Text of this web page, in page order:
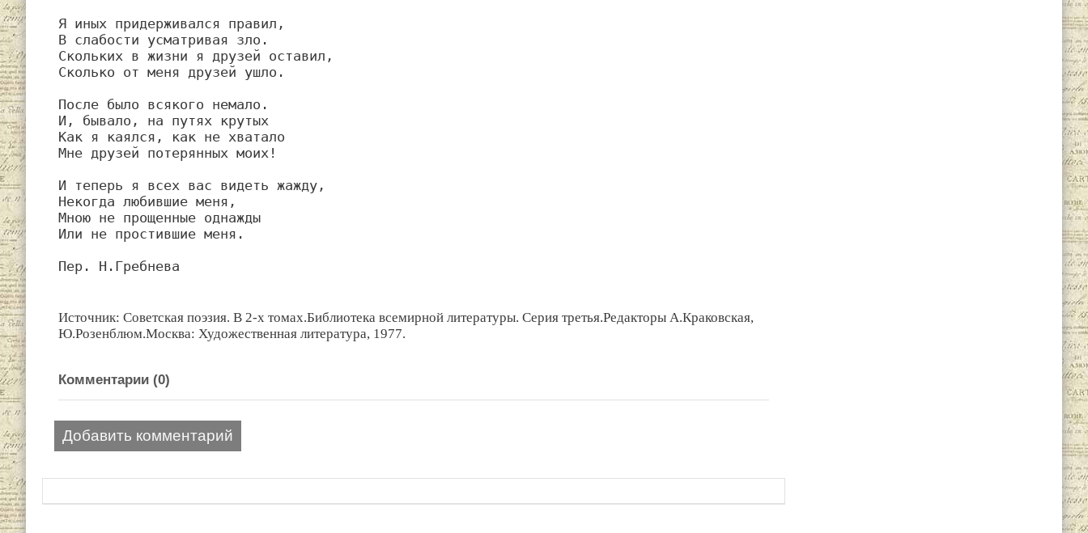
Я иных придерживался правил,
В слабости усматривая зло.
Скольких в жизни я друзей оставил,
Сколько от меня друзей ушло.
После было всякого немало.
И, бывало, на путях крутых
Как я каялся, как не хватало
Мне друзей потерянных моих!
И теперь я всех вас видеть жажду,
Некогда любившие меня,
Мною не прощенные однажды
Или не простившие меня.
Пер. Н.Гребнева
Источник: Советская поэзия. В 2-х томах.Библиотека всемирной литературы. Серия третья.Редакторы А.Краковская,
Ю.Розенблюм.Москва: Художественная литература, 1977.
Комментарии (0)
Добавить комментарий